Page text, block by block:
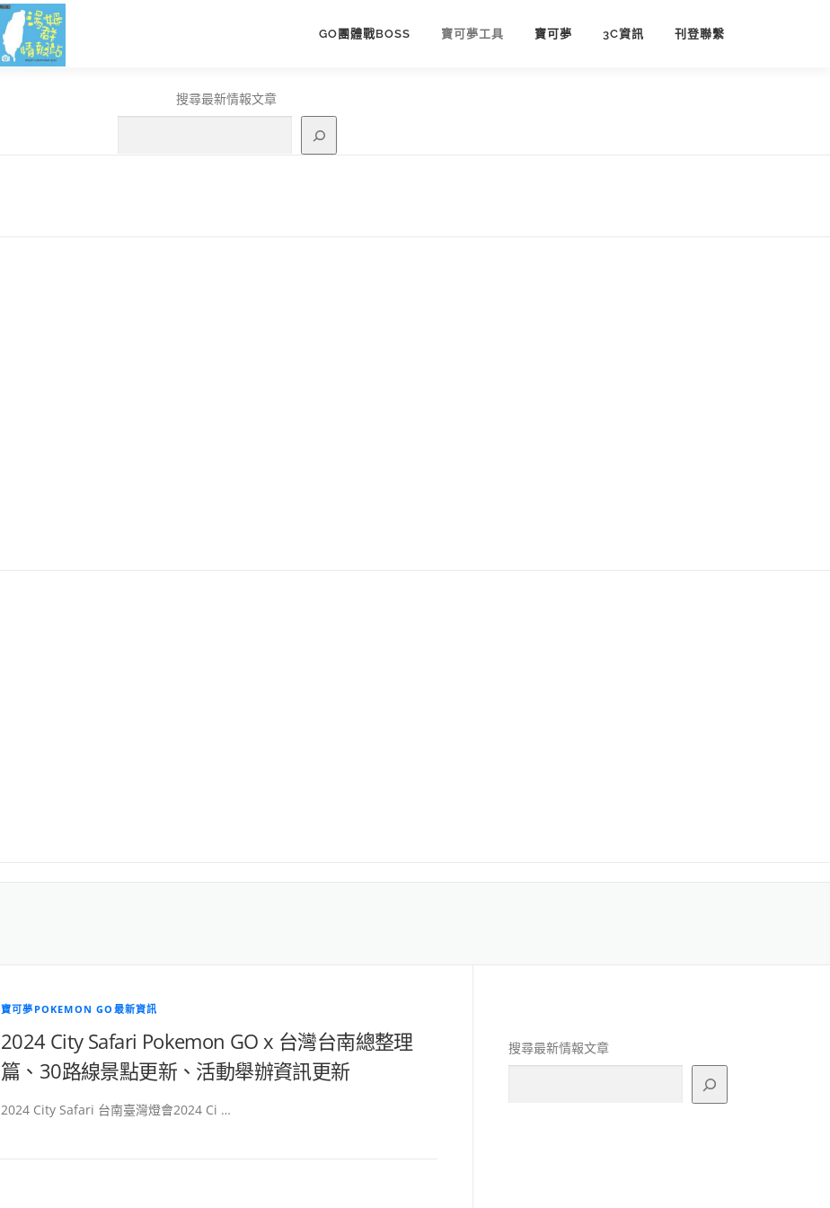
GO團體戰BOSS 寶可夢工具 寶可夢 3C資訊 刊登聯繫
搜尋最新情報文章
寶可夢POKEMON GO最新資訊
2024 City Safari Pokemon GO x 台灣台南總整理
篇、30路線景點更新、活動舉辦資訊更新
2024 City Safari 台南臺灣燈會2024 Ci …
搜尋最新情報文章